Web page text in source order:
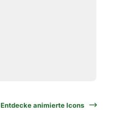
Entdecke animierte Icons